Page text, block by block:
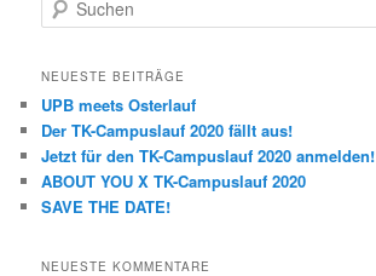
u
h
n
NEUESTE BEITRÄGE
UPB meets Osterlauf
Der TK-Campuslauf 2020 fällt aus!
Jetzt für den TK-Campuslauf 2020 anmelden!
ABOUT YOU X TK-Campuslauf 2020
SAVE THE DATE!
NEUESTE KOMMENTARE